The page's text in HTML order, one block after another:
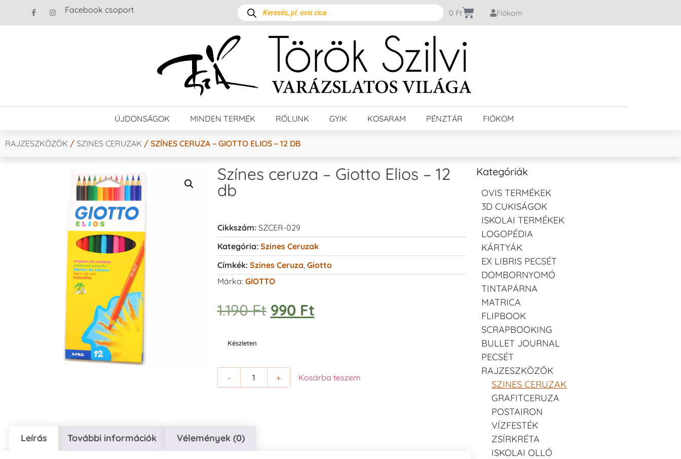
Facebook csoport 0 Ft Fiókom
ÚJDONSÁGOK MINDEN TERMÉK RÓLUNK GYIK KOSARAM PÉNZTÁR FIÓKOM
RAJZESZKÖZÖK / SZINES CERUZAK / SZÍNES CERUZA – GIOTTO ELIOS – 12 DB
Színes ceruza – Giotto Elios – 12
db
Cikkszám: SZCER-029
Kategória: Szines Ceruzak
Címkék: Szines Ceruza Giotto
Márka: GIOTTO
1.190Ft 990 Ft
Készleten
- + Kosárba teszem
Leírás További információk Vélemények (0)
Kategóriák
OVIS TERMÉKEK
3D CUKISÁGOK
ISKOLAI TERMÉKEK
LOGOPÉDIA
KÁRTYÁK
EX LIBRIS PECSÉT
DOMBORNYOMÓ
TINTAPÁRNA
MATRICA
FLIPBOOK
SCRAPBOOKING
BULLET JOURNAL
PECSÉT
RAJZESZKÖZÖK
SZINES CERUZAK
GRAFITCERUZA
POSTAIRON
VÍZFESTÉK
ZSÍRKRÉTA
ISKOLAI OLLÓ